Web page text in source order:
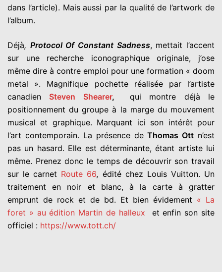
dans l’article). Mais aussi par la qualité de l’artwork de
l’album.
Déjà, Protocol Of Constant Sadness, mettait l’accent
sur une recherche iconographique originale, j’ose
même dire à contre emploi pour une formation « doom
metal ». Magnifique pochette réalisée par l’artiste
canadien Steven Shearer, qui montre déjà le
positionnement du groupe à la marge du mouvement
musical et graphique. Marquant ici son intérêt pour
l’art contemporain. La présence de Thomas Ott n’est
pas un hasard. Elle est déterminante, étant artiste lui
même. Prenez donc le temps de découvrir son travail
sur le carnet Route 66, édité chez Louis Vuitton. Un
traitement en noir et blanc, à la carte à gratter
emprunt de rock et de bd. Et bien évidement « La
foret » au édition Martin de halleux
et enfin son site
officiel : https://www.tott.ch/